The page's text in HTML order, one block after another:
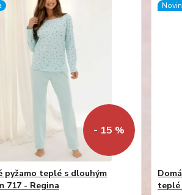
- 15 %
pyžamo teplé s dlouhým
717 - Regina
teplé